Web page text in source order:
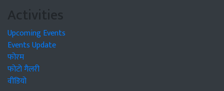
Activities
Upcoming Events
Events Update
फोरम
फोटो गैलरी
वीडियो